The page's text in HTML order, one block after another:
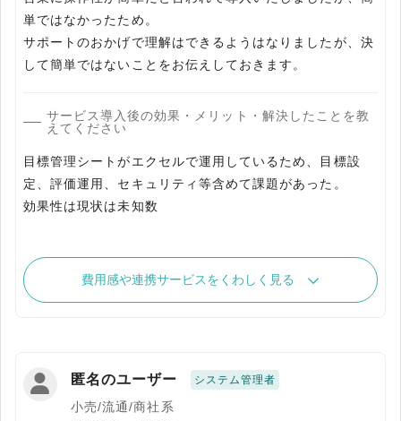
単ではなかったため。
サポートのおかげで理解はできるようはなりましたが、決
して簡単ではないことをお伝えしておきます。
サービス導入後の効果・メリット・解決したことを教
えてください
目標管理シートがエクセルで運用しているため、目標設
定、評価運用、セキュリティ等含めて課題があった。
効果性は現状は未知数
費用感や連携サービスをくわしく見る
匿名のユーザー システム管理者
小売/流通/商社系